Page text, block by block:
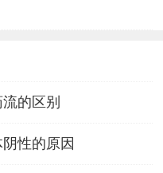
的区别
性的原因